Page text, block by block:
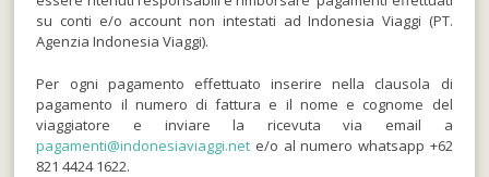
su conti e/o account non intestati ad Indonesia Viaggi (PT.
Agenzia Indonesia Viaggi).
Per ogni pagamento effettuato inserire nella clausola di
pagamento il numero di fattura e il nome e cognome del
viaggiatore e inviare la ricevuta via email a
pagamenti@indonesiaviaggi.net e/o al numero whatsapp +62
821 4424 1622.